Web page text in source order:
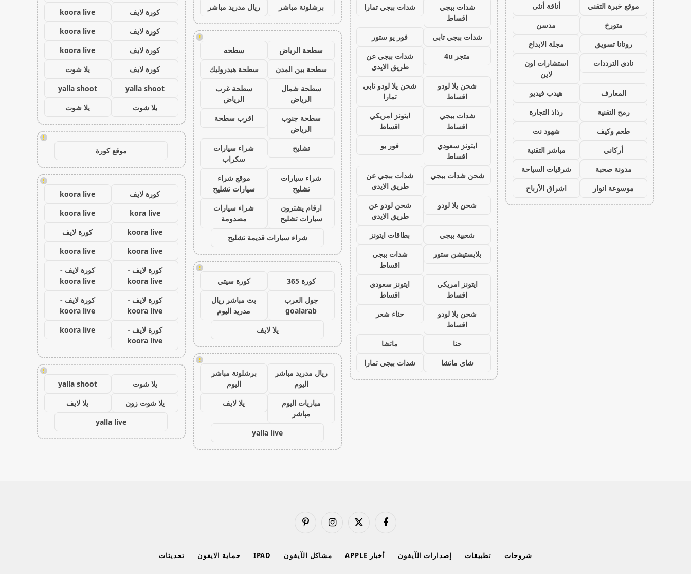
موقع خبرة التقني
أناقة أنثى
متورخ
مدسن
روتانا تسويق
مجلة الابداع
نادي الترددات
استشارات اون
لاين
المعارف
هيدب فيديو
رمح التقنية
رذاذ التجارة
طعم وكيف
شهود نت
أركاني
مباشر التقنية
مدونة صحبة
شرقيات السياحة
موسوعة انوار
اشراق الأرباح
شدات ببجي
اقساط
شدات ببجي تمارا
شدات ببجي تابي
فور يو ستور
متجر 4u
شدات ببجي عن
طريق الايدي
شحن يلا لودو
اقساط
شحن يلا لودو تابي
تمارا
شدات ببجي
اقساط
ايتونز امريكي
اقساط
ايتونز سعودي
اقساط
فور يو
شحن شدات ببجي
شدات ببجي عن
طريق الايدي
شحن يلا لودو
شحن لودو عن
طريق الايدي
شعبية ببجي
بطاقات ايتونز
بلايستيشن ستور
شدات ببجي
اقساط
ايتونز امريكي
اقساط
ايتونز سعودي
اقساط
شحن يلا لودو
اقساط
حناء شعر
حنا
ماتشا
شاي ماتشا
شدات ببجي تمارا
برشلونة مباشر
ريال مدريد مباشر
!
سطحة الرياض
سطحه
سطحة بين المدن
سطحة هيدروليك
سطحة شمال
الرياض
سطحة غرب
الرياض
سطحة جنوب
الرياض
اقرب سطحة
تشليح
شراء سيارات
سكراب
شراء سيارات
تشليح
موقع شراء
سيارات تشليح
ارقام يشترون
سيارات تشليح
شراء سيارات
مصدومة
شراء سيارات قديمة تشليح
!
كورة 365
كورة سيتي
جول العرب
goalarab
بث مباشر ريال
مدريد اليوم
يلا لايف
!
ريال مدريد مباشر
اليوم
برشلونة مباشر
اليوم
مباريات اليوم
مباشر
يلا لايف
yalla live
كورة لايف
koora live
كورة لايف
koora live
كورة لايف
koora live
كورة لايف
يلا شوت
yalla shoot
yalla shoot
يلا شوت
يلا شوت
!
موقع كورة
!
كورة لايف
koora live
kora live
koora live
koora live
كورة لايف
koora live
koora live
كورة لايف -
koora live
كورة لايف -
koora live
كورة لايف -
koora live
كورة لايف -
koora live
كورة لايف -
koora live
koora live
!
يلا شوت
yalla shoot
يلا شوت زون
يلا لايف
yalla live
فيسبوك
X
الانستغرامبينتيريست
شروحات تطبيقات إصدارات الآيفون أخبار APPLE مشاكل الآيفون IPAD حماية الايفون تحديثات